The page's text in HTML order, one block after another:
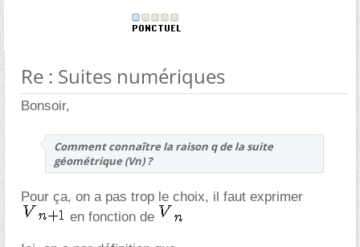
Re : Suites numériques
Bonsoir,
Comment connaître la raison q de la suite
géométrique (Vn) ?
Pour ça, on a pas trop le choix, il faut exprimer
en fonction de